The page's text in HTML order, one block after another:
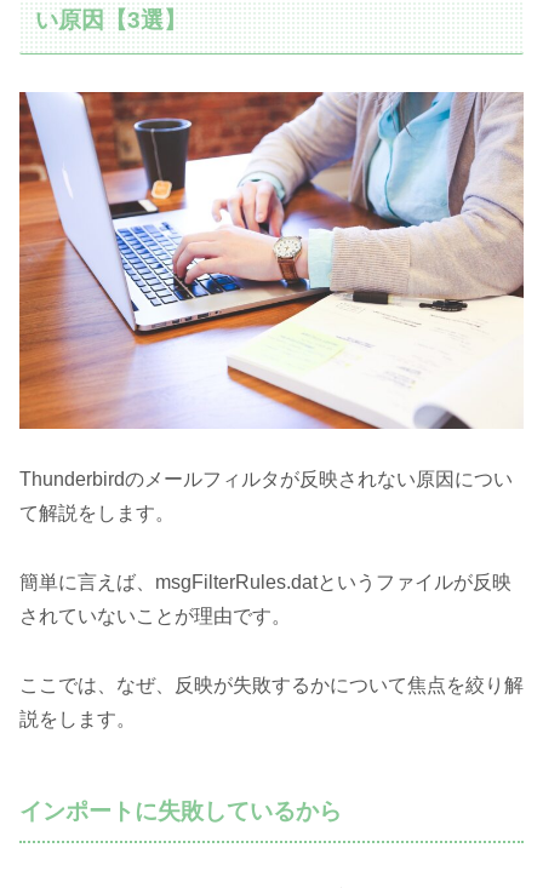
い原因【3選】
Thunderbirdのメールフィルタが反映されない原因につい
て解説をします。
簡単に言えば、msgFilterRules.datというファイルが反映
されていないことが理由です。
ここでは、なぜ、反映が失敗するかについて焦点を絞り解
説をします。
インポートに失敗しているから